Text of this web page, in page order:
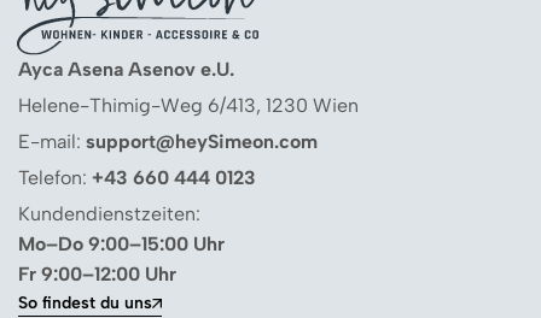
Ayca Asena Asenov e.U.
Helene-Thimig-Weg 6/413, 1230 Wien
E-mail: support@heySimeon.com
Telefon: +43 660 444 0123
Kundendienstzeiten:
Mo–Do 9:00–15:00 Uhr
Fr 9:00–12:00 Uhr
So findest du uns